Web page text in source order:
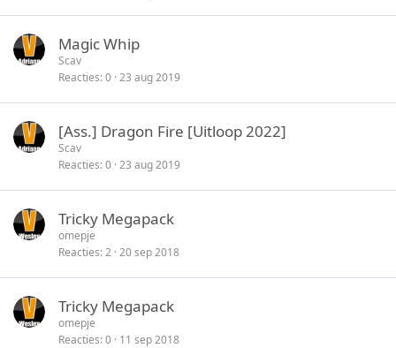
Magic Whip
Scav
Reacties 0 23 aug 2019
[Ass.] Dragon Fire [Uitloop 2022]
Scav
Reacties 0 23 aug 2019
Tricky Megapack
omepje
Reacties 2 20 sep 2018
Tricky Megapack
omepje
Reacties 0 11 sep 2018